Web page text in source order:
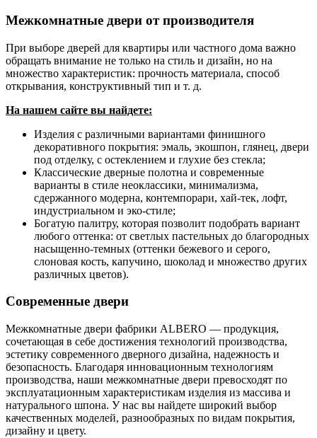
Межкомнатные двери от производителя
При выборе дверей для квартиры или частного дома важно
обращать внимание не только на стиль и дизайн, но на
множество характеристик: прочность материала, способ
открывания, конструктивный тип и т. д.
На нашем сайте вы найдете:
Изделия с различными вариантами финишного
декоративного покрытия: эмаль, экошпон, глянец, двери
под отделку, с остеклением и глухие без стекла;
Классические дверные полотна и современные
варианты в стиле неоклассики, минимализма,
сдержанного модерна, контемпорари, хай-тек, лофт,
индустриальном и эко-стиле;
Богатую палитру, которая позволит подобрать вариант
любого оттенка: от светлых пастельных до благородных
насыщенно-темных (оттенки бежевого и серого,
слоновая кость, капучино, шоколад и множество других
различных цветов).
Современные двери
Межкомнатные двери фабрики ALBERO — продукция,
сочетающая в себе достижения технологий производства,
эстетику современного дверного дизайна, надежность и
безопасность. Благодаря инновационным технологиям
производства, наши межкомнатные двери превосходят по
эксплуатационным характеристикам изделия из массива и
натурального шпона. У нас вы найдете широкий выбор
качественных моделей, разнообразных по видам покрытия,
дизайну и цвету.